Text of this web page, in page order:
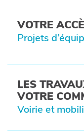
VOTRE
Projets
LES
VOTRE
Voirie et